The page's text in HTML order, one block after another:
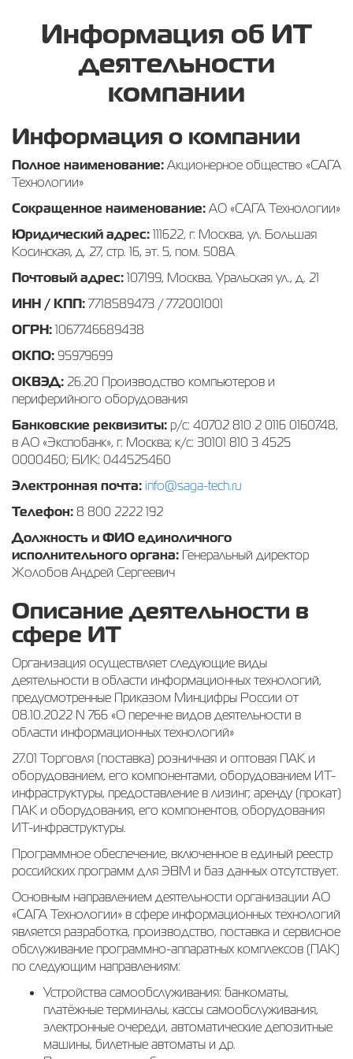
Информация об ИТ
деятельности
компании
Информация о компании
Полное наименование:Акционерное общество «САГА
Технологии»
Сокращенное наименование:АО «САГА Технологии»
Юридический адрес:111622, г. Москва, ул. Большая
Косинская, д. 27, стр. 16, эт. 5, пом. 508А
Почтовый адрес:107199, Москва, Уральская ул., д. 21
ИНН / КПП:7718589473 / 772001001
ОГРН:1067746689438
ОКПО:95979699
ОКВЭД:26.20 Производство компьютеров и
периферийного оборудования
Банковские реквизиты:р/с: 40702 810 2 0116 0160748,
в АО «Экспобанк», г. Москва; к/с: 30101 810 3 4525
0000460; БИК: 044525460
Электронная почта:info@saga-tech.ru
Телефон:8 800 2222 192
Должность и ФИО единоличного
исполнительного органа: Генеральный директор
Жолобов Андрей Сергеевич
Описание деятельности в
сфере ИТ
Организация осуществляет следующие виды
деятельности в области информационных технологий,
предусмотренные Приказом Минцифры России от
08.10.2022 N 766 «О перечне видов деятельности в
области информационных технологий»
27.01 Торговля (поставка) розничная и оптовая ПАК и
оборудованием, его компонентами, оборудованием ИТ-
инфраструктуры, предоставление в лизинг, аренду (прокат)
ПАК и оборудования, его компонентов, оборудования
ИТ-инфраструктуры.
Программное обеспечение, включенное в единый реестр
российских программ для ЭВМ и баз данных отсутствует.
Основным направлением деятельности организации АО
«САГА Технологии» в сфере информационных технологий
является разработка, производство, поставка и сервисное
обслуживание программно-аппаратных комплексов (ПАК)
по следующим направлениям:
Устройства самообслуживания: банкоматы,
платёжные терминалы, кассы самообслуживания,
электронные очереди, автоматические депозитные
машины, билетные автоматы и др.